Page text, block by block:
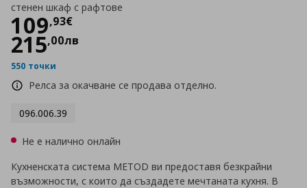
стенен шкаф с рафтове
109,93€
Цена
215,00лв
550 точки
Релса за окачване се продава отделно.
096.006.39
Не е налично онлайн
Кухненската система METOD ви предоставя безкрайни
възможности, с които да създадете мечтаната кухня. В